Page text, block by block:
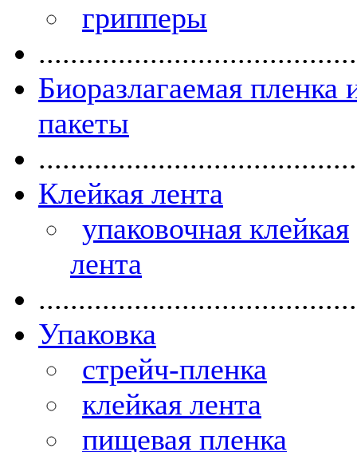
грипперы
Биоразлагаемая пленка
пакеты
Клейкая лента
упаковочная клейкая
лента
Упаковка
стрейч-пленка
клейкая лента
пищевая пленка